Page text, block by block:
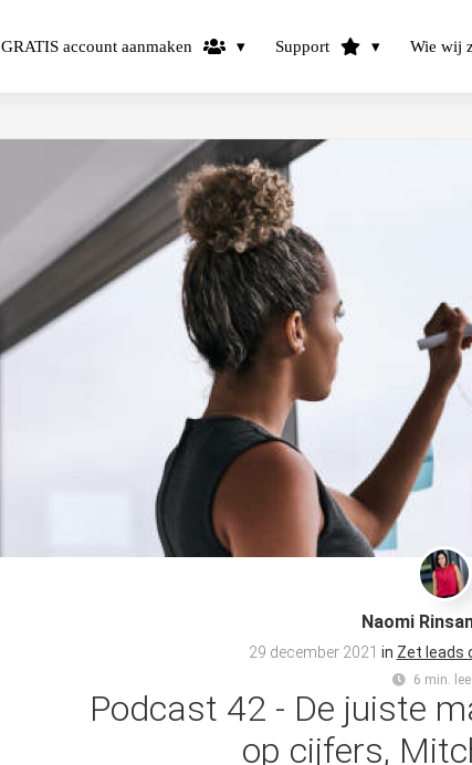
GRATIS account aanmaken Support Wie wij
Naomi
29 december 2021 in Zet leads
6 min.
Podcast 42 - De juiste
op cijfers,